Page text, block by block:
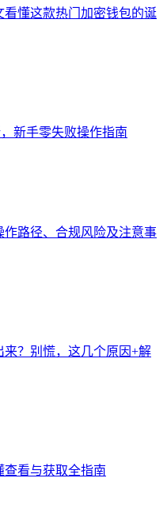
懂这款热门加密钱包的诞
新手零失败操作指南
路径、合规风险及注意事
？别慌，这几个原因+解
查看与获取全指南